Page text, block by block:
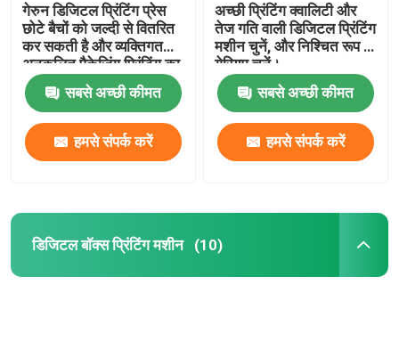
गेरुन डिजिटल प्रिंटिंग प्रेस
छोटे बैचों को जल्दी से वितरित
कर सकती है और व्यक्तिगत
अनुकूलित पैकेजिंग प्रिंटिंग का
समर्थन कर सकती है
सबसे अच्छी कीमत
हमसे संपर्क करें
अच्छी प्रिंटिंग क्वालिटी और
तेज गति वाली डिजिटल प्रिंटिंग
मशीन चुनें, और निश्चित रूप से
गेरियम चुनें।
सबसे अच्छी कीमत
हमसे संपर्क करें
डिजिटल बॉक्स प्रिंटिंग मशीन (10)